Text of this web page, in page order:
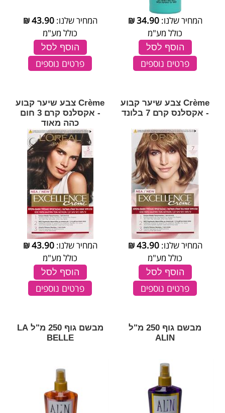
המחיר שלנו:34.90
₪
כולל מע"מ
הוסף לסל
פרטים נוספים
המחיר שלנו:43.90
₪
כולל מע"מ
הוסף לסל
פרטים נוספים
Crème צבע שיער קבוע
- אקסלנס קרם 7 בלונד
המחיר שלנו:43.90
₪
כולל מע"מ
הוסף לסל
פרטים נוספים
Crème צבע שיער קבוע
- אקסלנס קרם 3 חום
כהה מאוד
המחיר שלנו:43.90
₪
כולל מע"מ
הוסף לסל
פרטים נוספים
מבשם גוף 250 מ"ל
ALIN
מבשם גוף 250 מ"ל LA
BELLE